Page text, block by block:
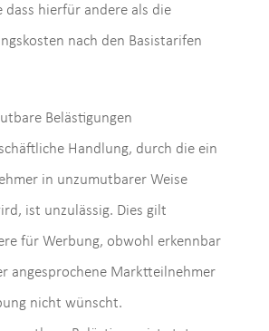
dass hierfür andere als die
nach den Basistarifen
Belästigungen
Handlung, durch die ein
in unzumutbarer Weise
ist unzulässig. Dies gilt
für Werbung, obwohl erkennbar
angesprochene Marktteilnehmer
nicht wünscht.